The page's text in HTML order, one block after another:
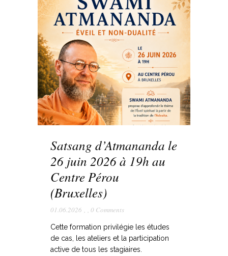
Satsang d’Atmananda le
26 juin 2026 à 19h au
Centre Pérou
(Bruxelles)
01.06.2026 , , 0 Comments
Cette formation privilégie les études
de cas, les ateliers et la participation
active de tous les stagiaires.